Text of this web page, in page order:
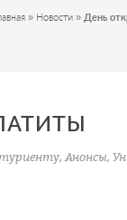
» Новости » День
, Анонсы,